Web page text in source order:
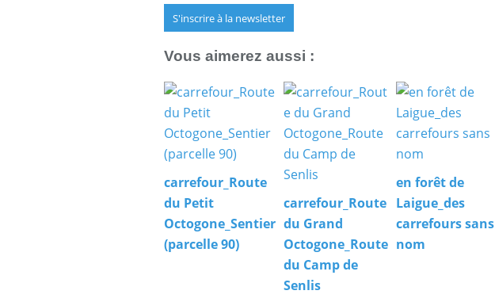
S'inscrire à la newsletter
Vous aimerez aussi :
carrefour_Route
du Petit
Octogone_Sentier
(parcelle 90)
carrefour_Route
du Grand
Octogone_Route
du Camp de
Senlis
en forêt de
Laigue_des
carrefours sans
nom